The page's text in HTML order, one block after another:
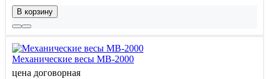
В корзину
Механические весы МВ-2000
цена договорная